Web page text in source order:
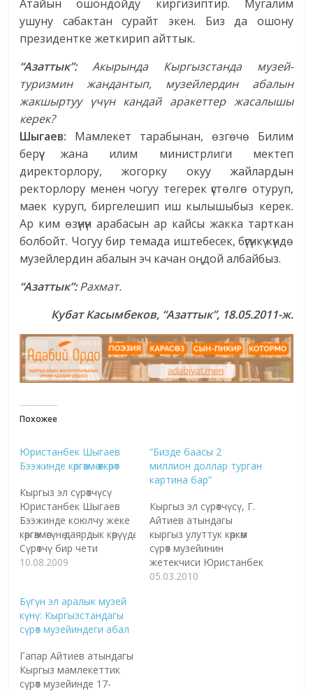
Атайын ошондойду киргизиптир. Мугалим
ушуну сабактан сурайт экен. Биз да ошону
президентке жеткирип айттык.
“Азаттык”:Акырында Кыргызстанда музей-
туризмин жандантып, музейлердин абалын
жакшыртуу үчүн кандай аракеттер жасалышы
керек?
Шыгаев: Мамлекет тарабынан, өзгөчө Билим
берүү жана илим министрлиги мектеп
директорлору, жогорку окуу жайлардын
ректорлору менен чогуу тегерек үстөлгө отуруп,
маек куруп, биргелешип иш кылышыбыз керек.
Ар ким өзүнүн арабасын ар кайсы жакка тарткан
болбойт. Чогуу бир темада иштебесек, бүгүнкү күндө
музейлердин абалын эч качан оңдой албайбыз.
“Азаттык”:Рахмат.
Кубат Касымбеков, “Азаттык”, 18.05.2011-ж.
Похожее
Юристанбек Шыгаев
Бээжинде көргөзмө өткөрөт
Кыргыз эл сүрөтчүсү
Юристанбек Шыгаев
Бээжинде коюлчу жеке
көргөзмөсүнө даярдык көрүүдө.
Сүрөтчү бир чети
Пекинде өтчү эл аралык
ачылчу кыргыз
сүрөтчүлөрүнүн
"Акварельдин
даярдык көрүп, кийинки
учурда сүрөтчүлөр көп
иштебей калган
10.08.2009
“Бизде баасы 2
миллион доллар турган
картина бар”
Кыргыз эл сүрөтчүсү, Г.
Айтиев атындагы
кыргыз улуттук көркөм
сүрөт музейинин
жетекчиси Юристанбек
Шыгаев менен маек. -
05.03.2010
Бүгүн эл аралык музей
күнү: Кыргызстандагы
сүрөт музейиндеги абал
Гапар Айтиев атындагы
Кыргыз мамлекеттик
сүрөт музейинде 17-